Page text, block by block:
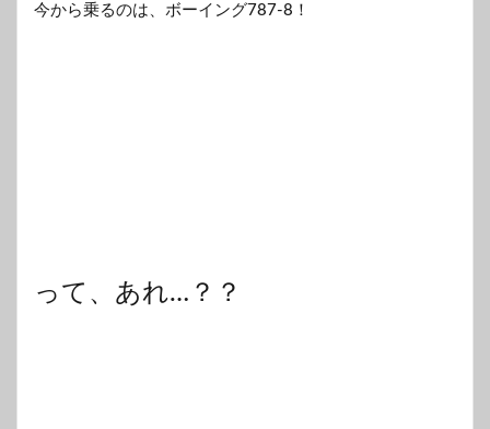
今から乗るのは、ボーイング787-8！
って、あれ…？？